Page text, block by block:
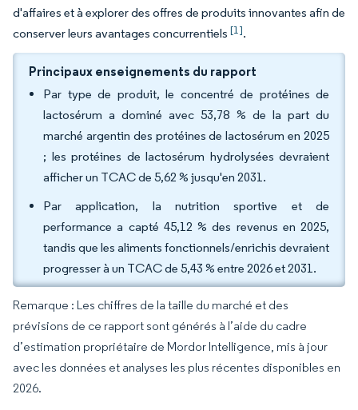
d'affaires et à explorer des offres de produits innovantes afin de
conserver leurs avantages concurrentiels [1].
Principaux enseignements du rapport
Par type de produit, le concentré de protéines de
lactosérum a dominé avec 53,78 % de la part du
marché argentin des protéines de lactosérum en 2025
; les protéines de lactosérum hydrolysées devraient
afficher un TCAC de 5,62 % jusqu'en 2031.
Par application, la nutrition sportive et de
performance a capté 45,12 % des revenus en 2025,
tandis que les aliments fonctionnels/enrichis devraient
progresser à un TCAC de 5,43 % entre 2026 et 2031.
Remarque : Les chiffres de la taille du marché et des
prévisions de ce rapport sont générés à l’aide du cadre
d’estimation propriétaire de Mordor Intelligence, mis à jour
avec les données et analyses les plus récentes disponibles en
2026.